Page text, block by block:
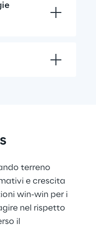
terreno
e crescita
win-win per i
nel rispetto
il